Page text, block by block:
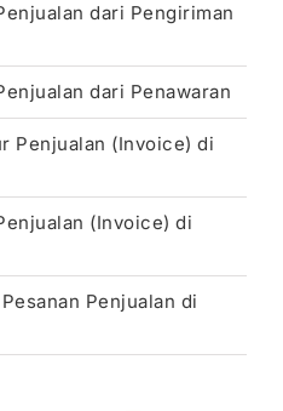
dari Pengiriman
dari Penawaran
Penjualan (Invoice) di
(Invoice) di
Penjualan di